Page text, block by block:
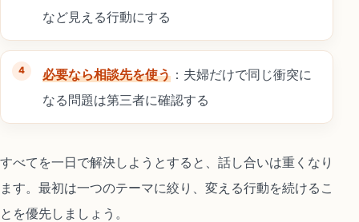
など見える行動にする
必要なら相談先を使う ：夫婦だけで同じ衝突に
なる問題は第三者に確認する
すべてを一日で解決しようとすると、話し合いは重くなり
ます。最初は一つのテーマに絞り、変える行動を続けるこ
とを優先しましょう。